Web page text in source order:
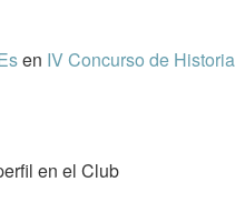
en IV Concurso de
en el Club